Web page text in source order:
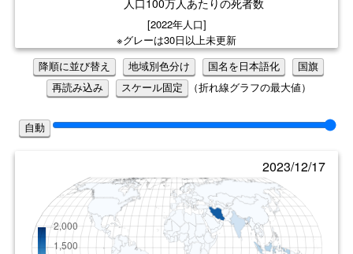
[2022年人口]
※グレーは30日以上未更新
降順に並び替え 地域別色分け 国名を日本語化
国旗
再読み込み
スケール固定 （折れ線グラフの最大値）
自動
2023/12/17